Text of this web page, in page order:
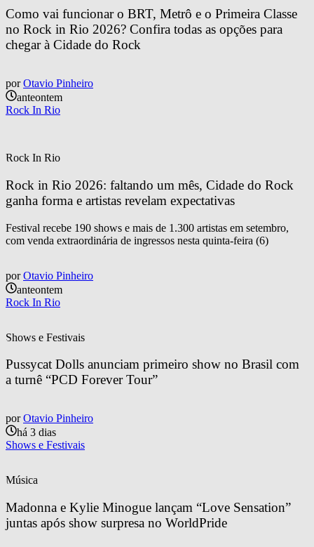
Como vai funcionar o BRT, Metrô e o Primeira Classe
no Rock in Rio 2026? Confira todas as opções para
chegar à Cidade do Rock
por Otavio Pinheiro
anteontem
Rock In Rio
Rock In Rio
Rock in Rio 2026: faltando um mês, Cidade do Rock
ganha forma e artistas revelam expectativas
Festival recebe 190 shows e mais de 1.300 artistas em setembro,
com venda extraordinária de ingressos nesta quinta-feira (6)
por Otavio Pinheiro
anteontem
Rock In Rio
Shows e Festivais
Pussycat Dolls anunciam primeiro show no Brasil com
a turnê “PCD Forever Tour”
por Otavio Pinheiro
há 3 dias
Shows e Festivais
Música
Madonna e Kylie Minogue lançam “Love Sensation”
juntas após show surpresa no WorldPride